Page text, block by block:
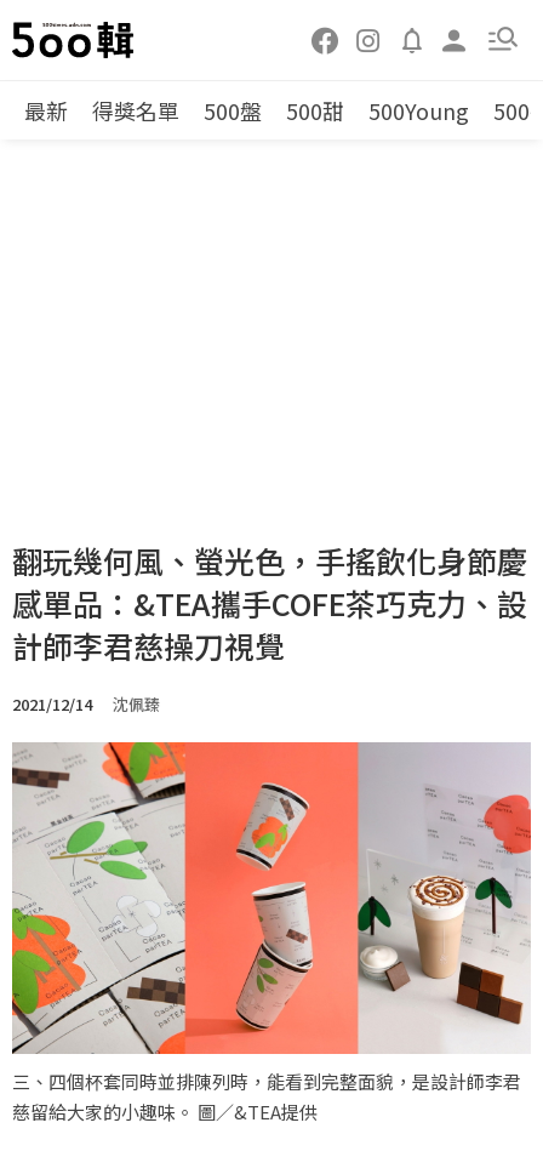
最新 得獎名單 500盤 500甜 500Young 500
翻玩幾何風、螢光色，手搖飲化身節慶
感單品：&TEA攜手COFE茶巧克力、設
計師李君慈操刀視覺
2021/12/14 沈佩臻
三、四個杯套同時並排陳列時，能看到完整面貌，是設計師李君
慈留給大家的小趣味。 圖／&TEA提供